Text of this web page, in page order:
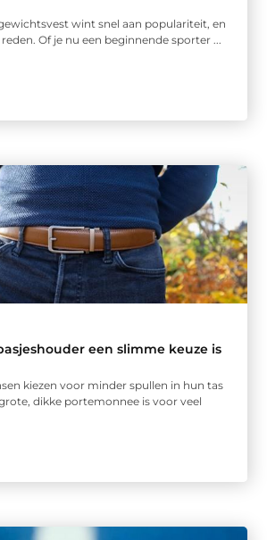
wint snel aan populariteit, en
Of je nu een beginnende sporter ...
een slimme keuze is
kiezen voor minder spullen in hun tas
dikke portemonnee is voor veel